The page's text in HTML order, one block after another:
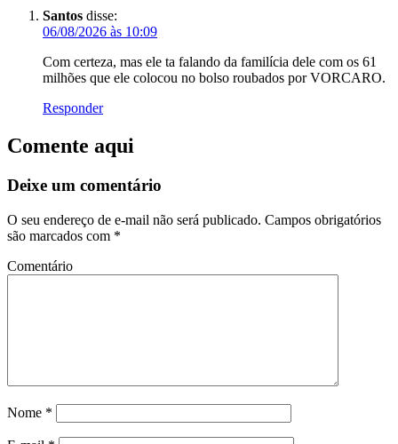
Santos disse:
06/08/2026 às 10:09
Com certeza, mas ele ta falando da familícia dele com os 61
milhões que ele colocou no bolso roubados por VORCARO.
Responder
Comente aqui
Deixe um comentário
O seu endereço de e-mail não será publicado. Campos obrigatórios
são marcados com *
Comentário
Nome *